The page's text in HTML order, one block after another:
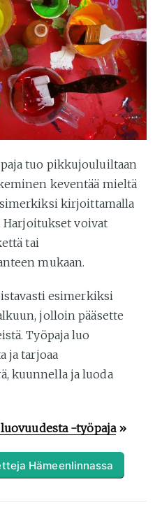
tuo pikkujouluiltaan
keventää mieltä
kirjoittamalla
voivat
tai
mukaan.
esimerkiksi
jolloin pääsette
Työpaja luo
ja tarjoaa
kuunnella ja luoda
-työpaja»
Hämeenlinnassa